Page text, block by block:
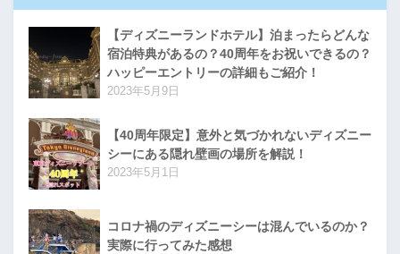
【ディズニーランドホテル】泊まったらどんな
宿泊特典があるの？40周年をお祝いできるの？
ハッピーエントリーの詳細もご紹介！
2023年5月9日
【40周年限定】意外と気づかれないディズニー
シーにある隠れ壁画の場所を解説！
2023年5月1日
コロナ禍のディズニーシーは混んでいるのか？
実際に行ってみた感想